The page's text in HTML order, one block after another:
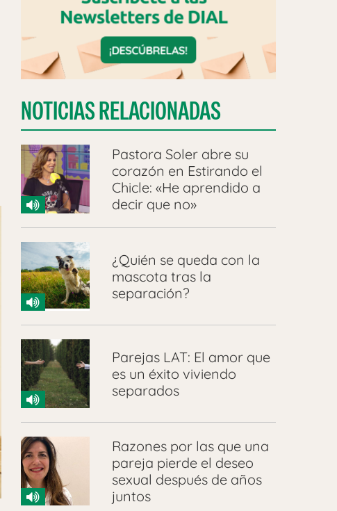
NOTICIAS RELACIONADAS
Pastora Soler abre su
corazón en Estirando el
Chicle: «He aprendido a
decir que no»
¿Quién se queda con la
mascota tras la
separación?
Parejas LAT: El amor que
es un éxito viviendo
separados
Razones por las que una
pareja pierde el deseo
sexual después de años
juntos